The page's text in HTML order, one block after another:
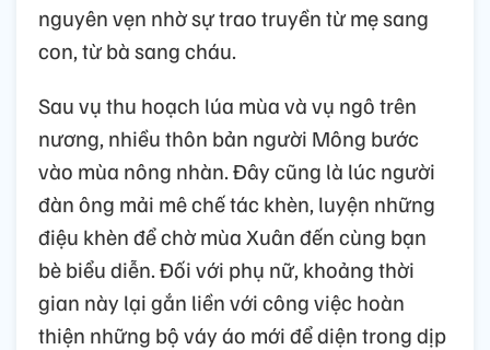
nguyên vẹn nhờ sự trao truyền từ mẹ sang
con, từ bà sang cháu.
Sau vụ thu hoạch lúa mùa và vụ ngô trên
nương, nhiều thôn bản người Mông bước
vào mùa nông nhàn. Đây cũng là lúc người
đàn ông mải mê chế tác khèn, luyện những
điệu khèn để chờ mùa Xuân đến cùng bạn
bè biểu diễn. Đối với phụ nữ, khoảng thời
gian này lại gắn liền với công việc hoàn
thiện những bộ váy áo mới để diện trong dịp